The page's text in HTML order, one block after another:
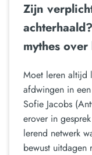
Zijn
mythes
Moet leren altijd
afdwingen in
Sofie Jacobs
erover in
lerend netwerk
bewust uitdagen